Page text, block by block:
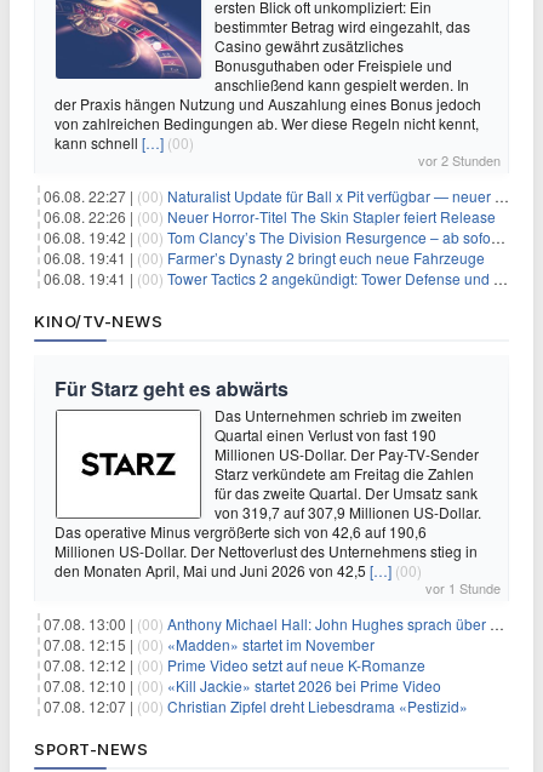
ersten Blick oft unkompliziert: Ein
bestimmter Betrag wird eingezahlt, das
Casino gewährt zusätzliches
Bonusguthaben oder Freispiele und
anschließend kann gespielt werden. In
der Praxis hängen Nutzung und Auszahlung eines Bonus jedoch
von zahlreichen Bedingungen ab. Wer diese Regeln nicht kennt,
kann schnell […] (00)
vor 2 Stunden
06.08. 22:27 | (00) Naturalist Update für Ball x Pit verfügbar — neuer Content auf allen Plattformen
06.08. 22:26 | (00) Neuer Horror‑Titel The Skin Stapler feiert Release
06.08. 19:42 | (00) Tom Clancy’s The Division Resurgence – ab sofort für euch verfügbar
06.08. 19:41 | (00) Farmer’s Dynasty 2 bringt euch neue Fahrzeuge
06.08. 19:41 | (00) Tower Tactics 2 angekündigt: Tower Defense und Deckbuilding Kombo kehrt zurück
KINO/TV-NEWS
Für Starz geht es abwärts
Das Unternehmen schrieb im zweiten
Quartal einen Verlust von fast 190
Millionen US-Dollar. Der Pay-TV-Sender
Starz verkündete am Freitag die Zahlen
für das zweite Quartal. Der Umsatz sank
von 319,7 auf 307,9 Millionen US-Dollar.
Das operative Minus vergrößerte sich von 42,6 auf 190,6
Millionen US-Dollar. Der Nettoverlust des Unternehmens stieg in
den Monaten April, Mai und Juni 2026 von 42,5 […] (00)
vor 1 Stunde
07.08. 13:00 | (00) Anthony Michael Hall: John Hughes sprach über eine Fortsetzung von 'The Breakfast Club'
07.08. 12:15 | (00) «Madden» startet im November
07.08. 12:12 | (00) Prime Video setzt auf neue K-Romanze
07.08. 12:10 | (00) «Kill Jackie» startet 2026 bei Prime Video
07.08. 12:07 | (00) Christian Zipfel dreht Liebesdrama «Pestizid»
SPORT-NEWS